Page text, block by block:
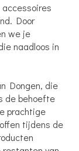
Door
we je
naadloos in
Dongen, die
de behoefte
prachtige
tijdens de